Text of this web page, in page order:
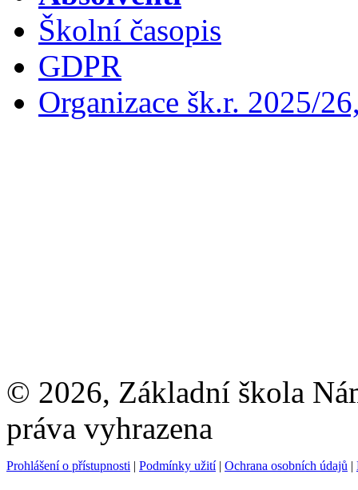
Školní časopis
GDPR
Organizace šk.r. 2025/
© 2026, Základní škola
práva vyhrazena
Prohlášení o přístupnosti | Podmínky užití| Ochrana osobních údajů |